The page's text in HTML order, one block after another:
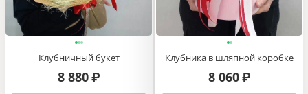
Клубничный букет
8 880 ₽
Клубника в шляпной коробке
8 060 ₽